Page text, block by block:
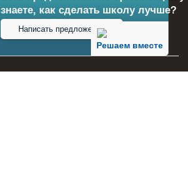
Решаем вместе
знаете, как сделать школу лучше?
Написать предложение